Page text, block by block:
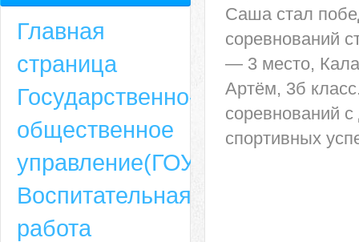
Адрес
659635, Алтайский край, Алтайский район, село Ая, ул. Школьная 11.
6-49, электронный адрес: aja_70@mail.ru
Саша стал
соревнований
— 3 место,
Артём, 3б
соревнований
спортивных
Главная
страница
Государственно-
общественное
управление(ГОУ)
Воспитательная
работа